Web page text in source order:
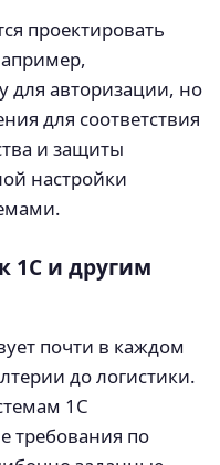
проектировать
для авторизации, но
для соответствия
и защиты
настройки
1С и другим
почти в каждом
до логистики.
1С
требования по